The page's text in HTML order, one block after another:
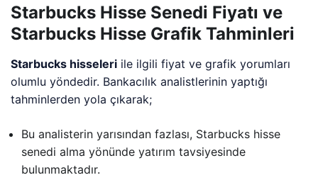
Starbucks Hisse Senedi Fiyatı ve
Starbucks Hisse Grafik Tahminleri
Starbucks hisseleri ile ilgili fiyat ve grafik yorumları
olumlu yöndedir. Bankacılık analistlerinin yaptığı
tahminlerden yola çıkarak;
Bu analisterin yarısından fazlası, Starbucks hisse
senedi alma yönünde yatırım tavsiyesinde
bulunmaktadır.